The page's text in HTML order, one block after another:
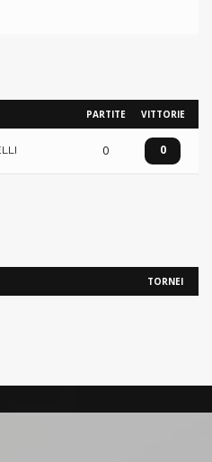
PARTITE VITTORIE
0 0
TORNEI